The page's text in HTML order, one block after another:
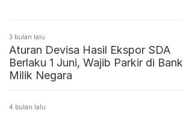
3 bulan lalu
Aturan Devisa Hasil Ekspor SDA
Berlaku 1 Juni, Wajib Parkir di Bank
Milik Negara
4 bulan lalu